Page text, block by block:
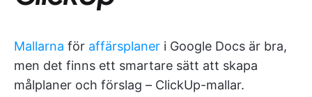
Mallarna för affärsplaner i Google Docs är bra,
men det finns ett smartare sätt att skapa
målplaner och förslag – ClickUp-mallar.